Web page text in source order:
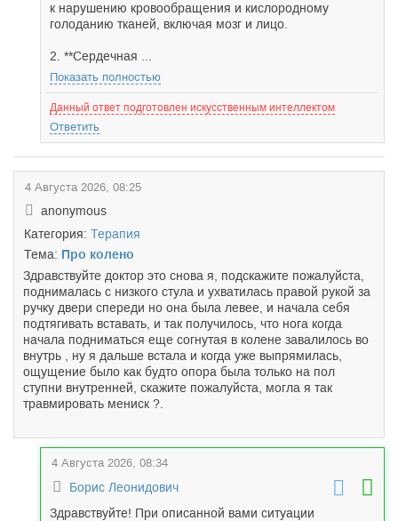
к нарушению кровообращения и кислородному
голоданию тканей, включая мозг и лицо.
2. **Сердечная ...
Показать полностью
Данный ответ подготовлен искусственным интеллектом
Ответить
4 Августа 2026, 08:25
anonymous
Категория: Терапия
Тема: Про колено
Здравствуйте доктор это снова я, подскажите пожалуйста,
поднималась с низкого стула и ухватилась правой рукой за
ручку двери спереди но она была левее, и начала себя
подтягивать вставать, и так получилось, что нога когда
начала подниматься еще согнутая в колене завалилось во
внутрь , ну я дальше встала и когда уже выпрямилась,
ощущение было как будто опора была только на пол
ступни внутренней, скажите пожалуйста, могла я так
травмировать мениск ?.
4 Августа 2026, 08:34
Борис Леонидович
Здравствуйте! При описанной вами ситуации